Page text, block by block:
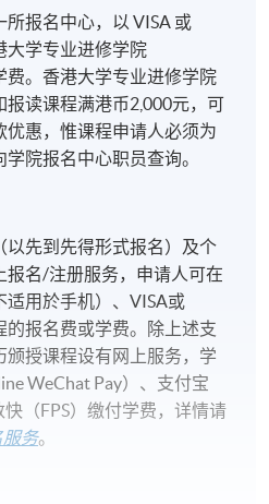
报名中心，以 VISA 或
大学专业进修学院
费。香港大学专业进修学院
报读课程满港币2,000元，可
惠，惟课程申请人必须为
院报名中心职员查询。
以先到先得形式报名）及个
报名/注册服务，申请人可在
适用於手机）、VISA或
的报名费或学费。除上述支
授课程设有网上服务，学
WeChat Pay）、支付宝
快（FPS）缴付学费，详情请
务。